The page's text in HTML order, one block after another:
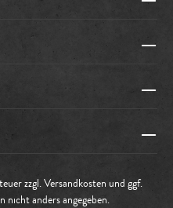
zzgl.Versandkosten und ggf.
nicht anders angegeben.